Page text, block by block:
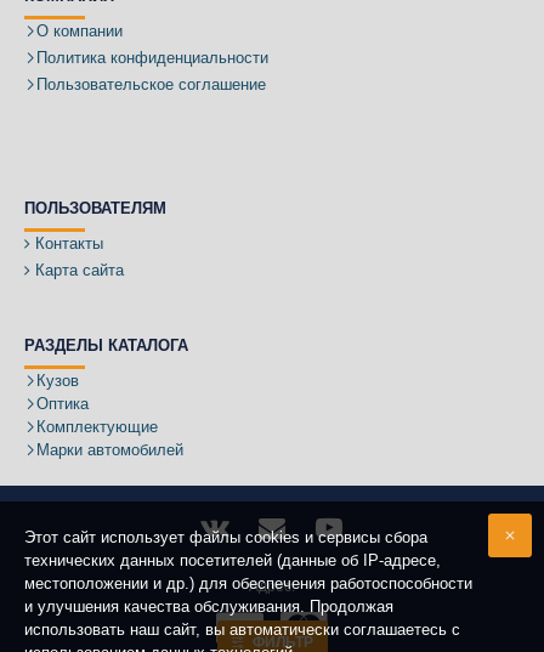
О компании
Политика конфиденциальности
Пользовательское соглашение
ПОЛЬЗОВАТЕЛЯМ
Контакты
Карта сайта
РАЗДЕЛЫ КАТАЛОГА
Кузов
Оптика
Комплектующие
Марки автомобилей
Адрес:
Этот сайт использует файлы cookies и сервисы сбора
технических данных посетителей (данные об IP-адресе,
местоположении и др.) для обеспечения работоспособности
и улучшения качества обслуживания. Продолжая
использовать наш сайт, вы автоматически соглашаетесь с
ФИЛЬТР